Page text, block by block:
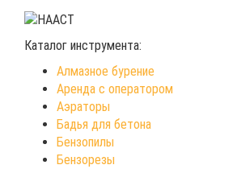
Каталог инструмента:
Алмазное бурение
Аренда с оператором
Аэраторы
Бадья для бетона
Бензопилы
Бензорезы